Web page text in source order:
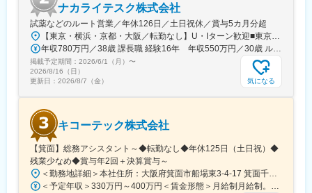
働ける環境です。
■キャリアパス：
機械だけでなく電気やITの知識も身に着けることができます。
エンジニアのキャリアパスは無限であり、社内公募制度によりサ
ービスマネージャーとして現場のマネジメント、本社工場での製
品開発・改良、サービス体制の仕組み作りなどキャリア構築が可
変更の範囲：会社の定める業務
ナカライテスク株式会社
試薬などのルート営業／年休126日／土日祝休／賞与5カ月分超
【東京・横浜・京都・大阪／転勤なし】U・Iターン歓迎■東京営業所東京都新宿区百人町2-19-13＜アクセス＞JR「新大久保駅」から徒歩6分■横浜営業所神奈川県横浜市中区太田町6-84-2 大樹生命横浜桜木町ビル1F＜アクセス＞横浜高速鉄道「馬車道駅」から徒歩3分JR「桜木町駅」から徒歩7分■本社営業所（京都市）京都市中京区二条通烏丸西入東玉屋町498＜アクセス＞地下鉄 烏丸線「烏丸御池駅」から徒歩5分■大阪営業所大阪府吹田市出口町4-1＜アクセス＞JR「吹田駅」から徒歩8分※原則、転居を伴う転勤はありません。※受動喫煙対策：屋内全面禁煙（屋上に喫煙スペースあり）
年収780万円／38歳 課長職 経験16年 年収550万円／30歳 ルート営業職 経験8年
掲載予定期間： 2026/6/1（月） 〜
2026/8/16（日）
更新日： 2026/8/7（金） 気になる
キコーテック株式会社
【箕面】総務アシスタント～◆転勤なし◆年休125日（土日祝）◆
残業少なめ◆賞与年2回＋決算賞与～
＜勤務地詳細＞本社住所：大阪府箕面市船場東3-4-17 箕面千里ビル6F勤務地最寄駅：阪急北大阪急行線／箕面船場阪大前駅受動喫煙対策：屋内全面禁煙変更の範囲：会社の定める事業所
＜予定年収＞330万円～400万円＜賃金形態＞月給制月給制。賞与年2回（4.5か月分）＋決算賞与。＜賃金内訳＞月額（基本給）：210,000円～255,000円＜月給＞210,000円～255,000円＜昇給有無＞有＜残業手当＞有＜給与補足＞賞与は年2回（4.5か月分）＋決算賞与あり。固定残業はなく、残業は実残業分すべて支給されます。賃金はあくまでも目安の金額であり、選考を通じて上下する可能性があります。月給(月額)は固定手当を含めた表記です。